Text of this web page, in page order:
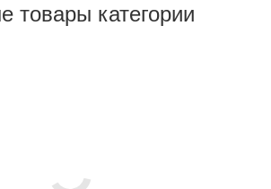
товары категории